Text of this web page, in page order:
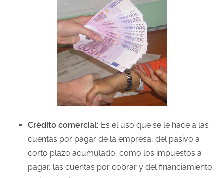
Crédito comercial: Es el uso que se le hace a las
cuentas por pagar de la empresa, del pasivo a
corto plazo acumulado, como los impuestos a
pagar, las cuentas por cobrar y del financiamiento